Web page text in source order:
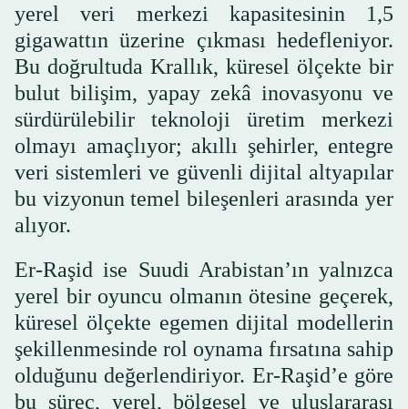
yerel veri merkezi kapasitesinin 1,5
gigawattın üzerine çıkması hedefleniyor.
Bu doğrultuda Krallık, küresel ölçekte bir
bulut bilişim, yapay zekâ inovasyonu ve
sürdürülebilir teknoloji üretim merkezi
olmayı amaçlıyor; akıllı şehirler, entegre
veri sistemleri ve güvenli dijital altyapılar
bu vizyonun temel bileşenleri arasında yer
alıyor.
Er-Raşid ise Suudi Arabistan’ın yalnızca
yerel bir oyuncu olmanın ötesine geçerek,
küresel ölçekte egemen dijital modellerin
şekillenmesinde rol oynama fırsatına sahip
olduğunu değerlendiriyor. Er-Raşid’e göre
bu süreç, yerel, bölgesel ve uluslararası